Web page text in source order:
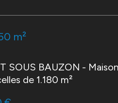
m²
SOUS BAUZON -
de 1.180 m²